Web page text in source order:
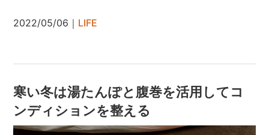
2022/05/06｜ LIFE
寒い冬は湯たんぽと腹巻を活用してコ
ンディションを整える